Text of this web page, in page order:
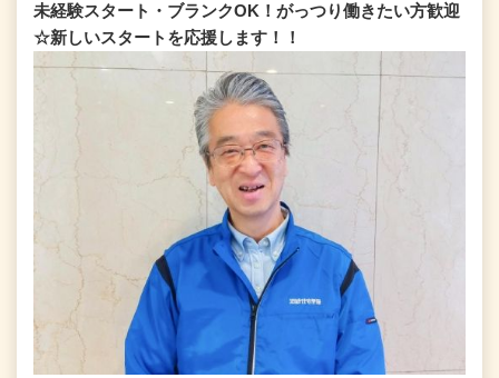
未経験スタート・ブランクOK！がっつり働きたい方歓迎
☆新しいスタートを応援します！！